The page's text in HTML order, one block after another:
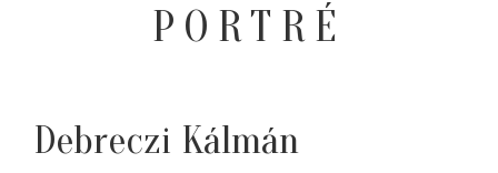
PORTRÉ
Debreczi Kálmán